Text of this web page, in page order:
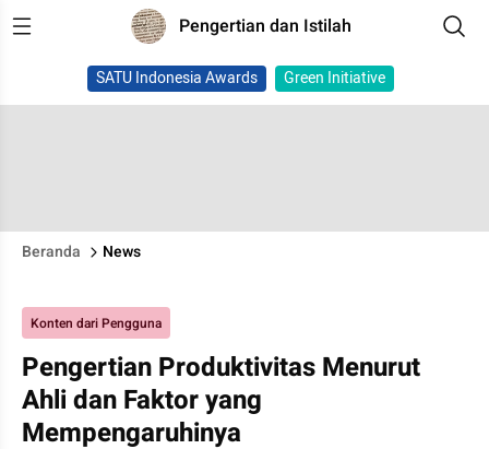
Pengertian dan Istilah
SATU Indonesia Awards Green Initiative
Beranda News
Konten dari Pengguna
Pengertian Produktivitas Menurut
Ahli dan Faktor yang
Mempengaruhinya